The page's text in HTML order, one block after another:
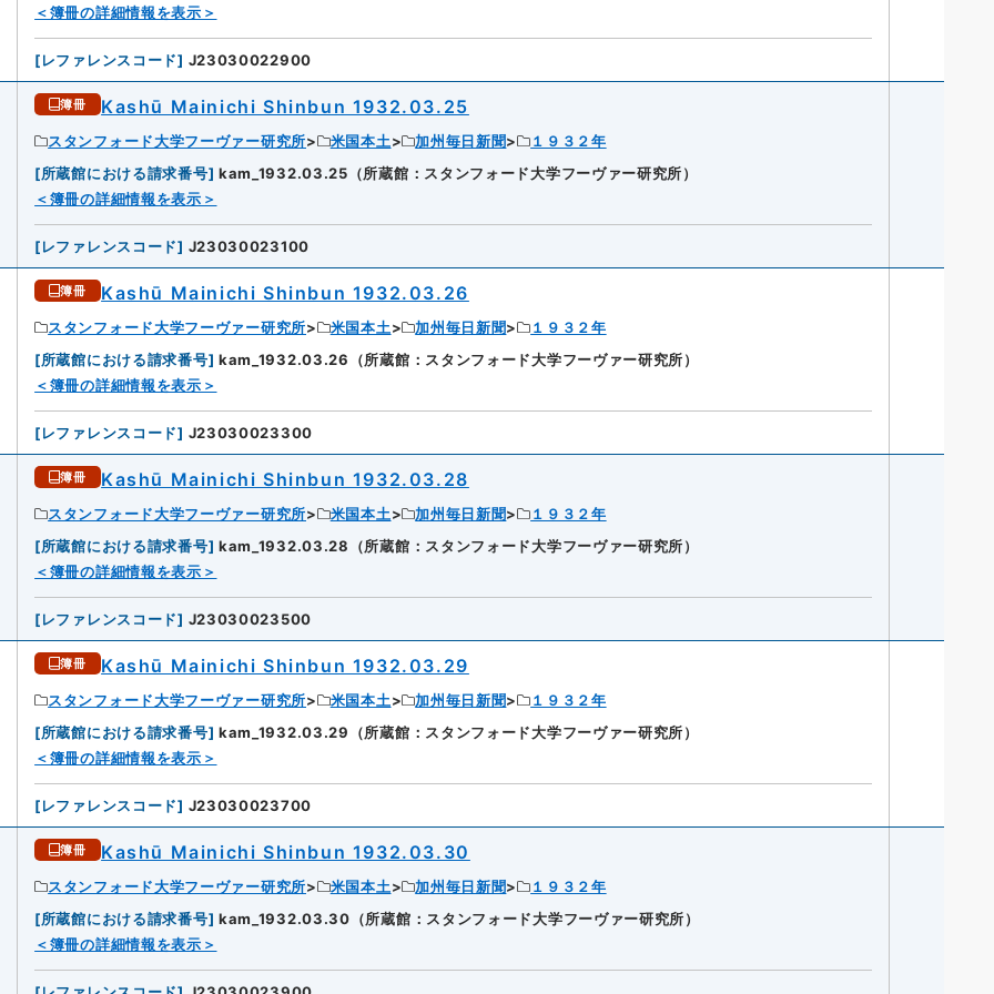
＜簿冊の詳細情報を表示＞
[レファレンスコード] J23030022900
簿冊 Kashū Mainichi Shinbun 1932.03.25
スタンフォード大学フーヴァー研究所 米国本土 加州毎日新聞
１９３２年
[所蔵館における請求番号] kam_1932.03.25（所蔵館：スタンフォード大学フーヴァー研究所）
＜簿冊の詳細情報を表示＞
[レファレンスコード] J23030023100
簿冊 Kashū Mainichi Shinbun 1932.03.26
スタンフォード大学フーヴァー研究所 米国本土 加州毎日新聞
１９３２年
[所蔵館における請求番号] kam_1932.03.26（所蔵館：スタンフォード大学フーヴァー研究所）
＜簿冊の詳細情報を表示＞
[レファレンスコード] J23030023300
簿冊 Kashū Mainichi Shinbun 1932.03.28
スタンフォード大学フーヴァー研究所 米国本土 加州毎日新聞
１９３２年
[所蔵館における請求番号] kam_1932.03.28（所蔵館：スタンフォード大学フーヴァー研究所）
＜簿冊の詳細情報を表示＞
[レファレンスコード] J23030023500
簿冊 Kashū Mainichi Shinbun 1932.03.29
スタンフォード大学フーヴァー研究所 米国本土 加州毎日新聞
１９３２年
[所蔵館における請求番号] kam_1932.03.29（所蔵館：スタンフォード大学フーヴァー研究所）
＜簿冊の詳細情報を表示＞
[レファレンスコード] J23030023700
簿冊 Kashū Mainichi Shinbun 1932.03.30
スタンフォード大学フーヴァー研究所 米国本土 加州毎日新聞
１９３２年
[所蔵館における請求番号] kam_1932.03.30（所蔵館：スタンフォード大学フーヴァー研究所）
＜簿冊の詳細情報を表示＞